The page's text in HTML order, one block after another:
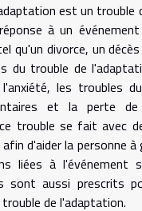
est un trouble
à un
qu'un divorce, un décès
du trouble de
les troubles
et la perte de
trouble se fait avec
d'aider la personne
liées à l'événement
sont aussi prescrits
de l'adaptation.